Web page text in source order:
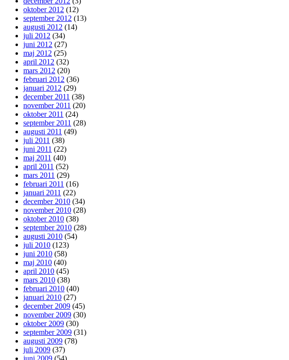
oktober 2012 (12)
september 2012 (13)
augusti 2012 (14)
juli 2012 (34)
juni 2012 (27)
maj 2012 (25)
april 2012 (32)
mars 2012 (20)
februari 2012 (36)
januari 2012 (29)
december 2011 (38)
november 2011 (20)
oktober 2011 (24)
september 2011 (28)
augusti 2011 (49)
juli 2011 (38)
juni 2011 (22)
maj 2011 (40)
april 2011 (52)
mars 2011 (29)
februari 2011 (16)
januari 2011 (22)
december 2010 (34)
november 2010 (28)
oktober 2010 (38)
september 2010 (28)
augusti 2010 (54)
juli 2010 (123)
juni 2010 (58)
maj 2010 (40)
april 2010 (45)
mars 2010 (38)
februari 2010 (40)
januari 2010 (27)
december 2009 (45)
november 2009 (30)
oktober 2009 (30)
september 2009 (31)
augusti 2009 (78)
juli 2009 (37)